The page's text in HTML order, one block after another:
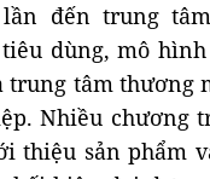
đến trung
dùng, mô
trung tâm thương
Nhiều chương
thiệu sản phẩm